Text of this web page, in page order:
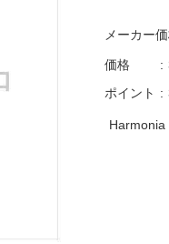
メーカー
価格
ポイント